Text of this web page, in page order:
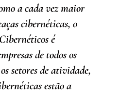
a cada vez maior
cibernéticas, o
é
de todos os
setores de atividade,
estão a